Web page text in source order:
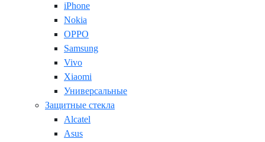
iPhone
Nokia
OPPO
Samsung
Vivo
Xiaomi
Универсальные
Защитные стекла
Alcatel
Asus